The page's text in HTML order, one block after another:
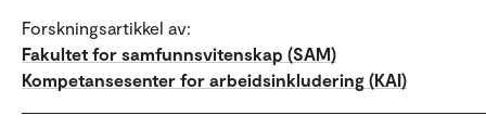
Forskningsartikkel av:
Fakultet for samfunnsvitenskap (SAM)
Kompetansesenter for arbeidsinkludering (KAI)